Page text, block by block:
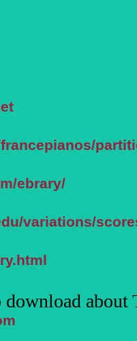
ebrary/
variations/
download